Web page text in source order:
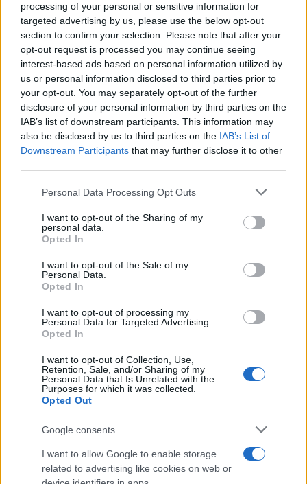
processing of your personal or sensitive information for
targeted advertising by us, please use the below opt-out
section to confirm your selection. Please note that after your
opt-out request is processed you may continue seeing
interest-based ads based on personal information utilized by
us or personal information disclosed to third parties prior to
your opt-out. You may separately opt-out of the further
disclosure of your personal information by third parties on the
IAB’s list of downstream participants. This information may
also be disclosed by us to third parties on the IAB’s List of
Downstream Participants that may further disclose it to other
Please note that this website/app uses one or more Google
not limited to your visit or usage behaviour. You may click to
grant or deny consent to Google and its third-party tags to
use your data for below specified purposes in below Google
consent section.
Personal Data Processing Opt Outs
I want to opt-out of the Sharing of my
personal data.
Opted In
I want to opt-out of the Sale of my
Personal Data.
Opted In
I want to opt-out of processing my
Personal Data for Targeted Advertising.
Opted In
I want to opt-out of Collection, Use,
Retention, Sale, and/or Sharing of my
Personal Data that Is Unrelated with the
Purposes for which it was collected.
Opted Out
Google consents
I want to allow Google to enable storage
related to advertising like cookies on web or
Η ανατροπή έρχεται στο τέλος του βίντεο, όπου
αποκαλύπτεται ο πραγματικός «δράστης», σε ένα
Το μήνυμα της ΕΛΑΣ για τις μητέρες
να τιμήσει τη Γιορτή της Μητέρας με έναν
σύγχρονο και viral τρόπο, αξιοποιώντας τη γλώσσα
των social media και το χιούμορ.
Τα τελευταία χρόνια η Αστυνομία αξιοποιεί όλο και
πιο συχνά τα social media για να επικοινωνεί με
τους πολίτες, μέσα από ενημερωτικά αλλά και πιο
ανάλαφρα βίντεο με κοινωνικά μηνύματα.